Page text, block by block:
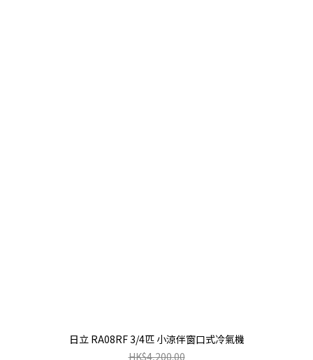
日立 RA08RF 3/4匹 小涼伴窗口式冷氣機
HK$4,200.00